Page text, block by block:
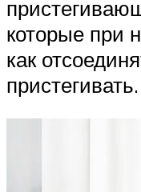
которые при
как
пристегивать.